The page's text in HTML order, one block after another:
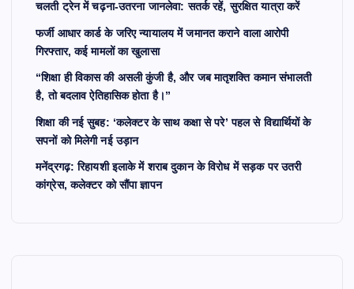
चलती ट्रेन में चढ़ना-उतरना जानलेवा: सतर्क रहें, सुरक्षित यात्रा करें
फर्जी आधार कार्ड के जरिए न्यायालय में जमानत कराने वाला आरोपी
गिरफ्तार, कई मामलों का खुलासा
“शिक्षा ही विकास की असली कुंजी है, और जब मातृशक्ति कमान संभालती
है, तो बदलाव ऐतिहासिक होता है।”
शिक्षा की नई सुबह: ‘कलेक्टर के साथ कक्षा से परे’ पहल से विद्यार्थियों के
सपनों को मिलेगी नई उड़ान
मनेंद्रगढ़: रिहायशी इलाके में शराब दुकान के विरोध में सड़क पर उतरी
कांग्रेस, कलेक्टर को सौंपा ज्ञापन